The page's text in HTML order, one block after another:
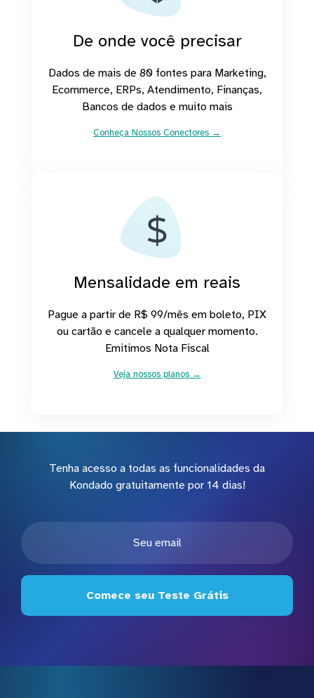
De onde você precisar
Dados de mais de 80 fontes para Marketing,
Ecommerce, ERPs, Atendimento, Finanças,
Bancos de dados e muito mais
Conheça Nossos Conectores →
Mensalidade em reais
Pague a partir de R$ 99/mês em boleto, PIX
ou cartão e cancele a qualquer momento.
Emitimos Nota Fiscal
Veja nossos planos →
Tenha acesso a todas as funcionalidades da
Kondado gratuitamente por 14 dias!
Comece seu Teste Grátis